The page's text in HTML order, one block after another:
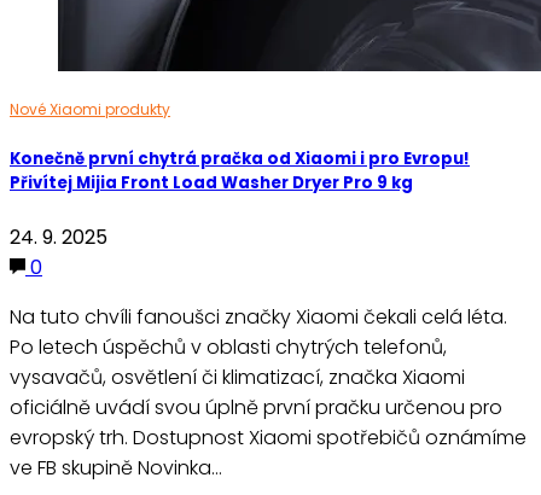
Nové Xiaomi produkty
Konečně první chytrá pračka od Xiaomi i pro Evropu!
Přivítej Mijia Front Load Washer Dryer Pro 9 kg
24. 9. 2025
0
Na tuto chvíli fanoušci značky Xiaomi čekali celá léta.
Po letech úspěchů v oblasti chytrých telefonů,
vysavačů, osvětlení či klimatizací, značka Xiaomi
oficiálně uvádí svou úplně první pračku určenou pro
evropský trh. Dostupnost Xiaomi spotřebičů oznámíme
ve FB skupině Novinka…